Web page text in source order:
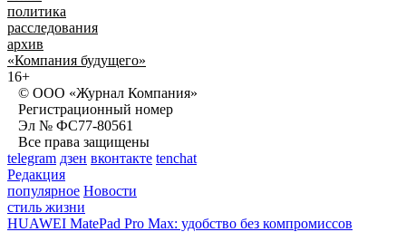
политика
расследования
архив
«Компания будущего»
16+
© ООО «Журнал Компания»
Регистрационный номер
Эл № ФС77-80561
Все права защищены
telegram дзен вконтакте tenchat
Редакция
популярное Новости
стиль жизни
HUAWEI MatePad Pro Max: удобство без компромиссов